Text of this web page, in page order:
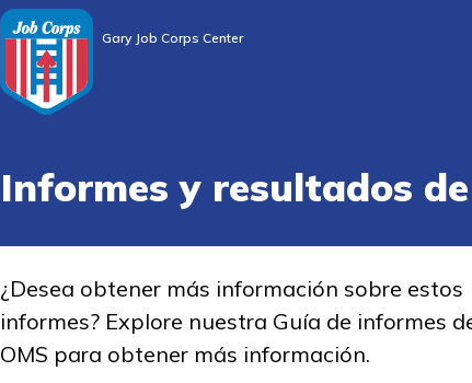
Gary Job Corps Center
Informes y resultados
¿Desea obtener más información sobre estos
informes? Explore nuestra Guía de informes
OMS para obtener más información.